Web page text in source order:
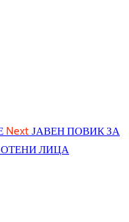
Next ЈАВЕН ПОВИК ЗА
ЛИЦА